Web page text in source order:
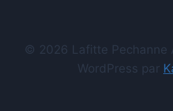
© 2026 Lafitte Pechanne
WordPress par